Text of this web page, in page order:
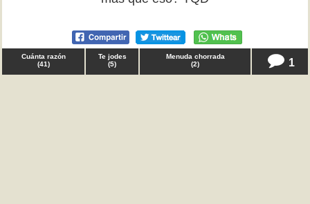
Cuánta razón
(41)
Te jodes
(5)
Menuda chorrada
(2) 1